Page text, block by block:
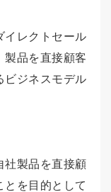
イレクトセール
製品を直接顧客
ビジネスモデル
社製品を直接顧
とを目的として